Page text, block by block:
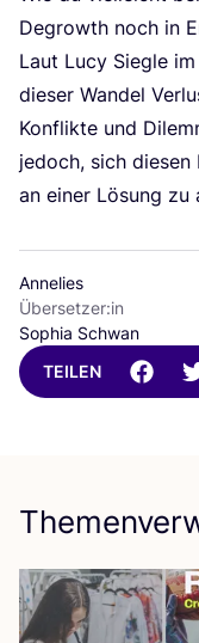
Degrowth noch in
Laut Lucy Sieg­le
die­ser Wan­del
Kon­flik­te und
jedoch, sich
an einer Lösung zu
Annelies
Übersetzer:in
Sophia Schwan
TEILEN